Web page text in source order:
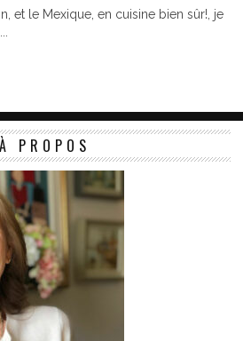
et le Mexique, en cuisine bien sûr!, je
À PROPOS